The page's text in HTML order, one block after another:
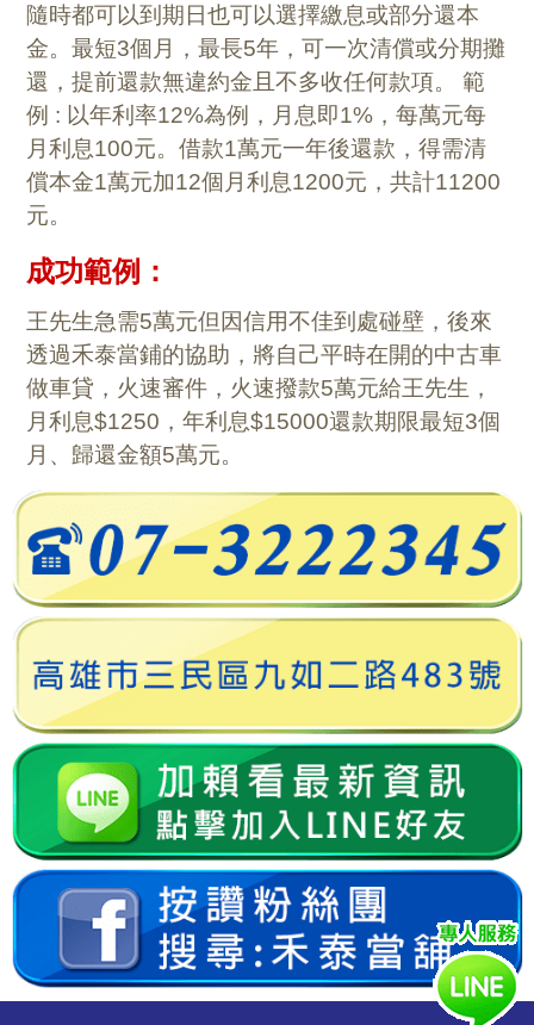
隨時都可以到期日也可以選擇繳息或部分還本
金。最短3個月，最長5年，可一次清償或分期攤
還，提前還款無違約金且不多收任何款項。 範
例 : 以年利率12%為例，月息即1%，每萬元每
月利息100元。借款1萬元一年後還款，得需清
償本金1萬元加12個月利息1200元，共計11200
元。
成功範例：
王先生急需5萬元但因信用不佳到處碰壁，後來
透過禾泰當鋪的協助，將自己平時在開的中古車
做車貸，火速審件，火速撥款5萬元給王先生，
月利息$1250，年利息$15000還款期限最短3個
月、歸還金額5萬元。